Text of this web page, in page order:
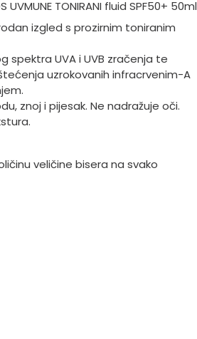
UVMUNE TONIRANI fluid SPF50+ 50ml
izgled s prozirnim toniranim
spektra UVA i UVB zračenja te
uzrokovanih infracrvenim-A
znoj i pijesak. Ne nadražuje oči.
veličine bisera na svako